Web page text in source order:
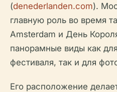
(denederlanden.com).
главную роль во время
Amsterdam и День
панорамные виды как
фестиваля, так и для
Его расположение